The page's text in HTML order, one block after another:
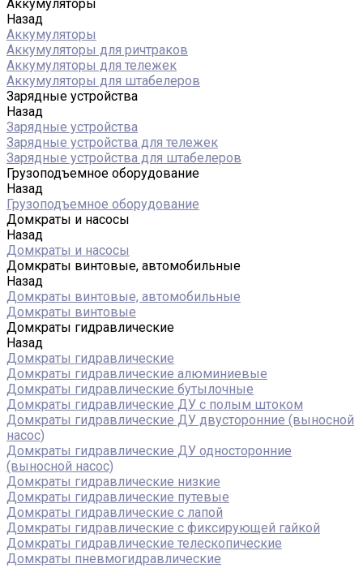
Аккумуляторы
Назад
Аккумуляторы
Аккумуляторы для ричтраков
Аккумуляторы для тележек
Аккумуляторы для штабелеров
Зарядные устройства
Назад
Зарядные устройства
Зарядные устройства для тележек
Зарядные устройства для штабелеров
Грузоподъемное оборудование
Назад
Грузоподъемное оборудование
Домкраты и насосы
Назад
Домкраты и насосы
Домкраты винтовые, автомобильные
Назад
Домкраты винтовые, автомобильные
Домкраты винтовые
Домкраты гидравлические
Назад
Домкраты гидравлические
Домкраты гидравлические алюминиевые
Домкраты гидравлические бутылочные
Домкраты гидравлические ДУ c полым штоком
Домкраты гидравлические ДУ двусторонние (выносной
насос)
Домкраты гидравлические ДУ односторонние
(выносной насос)
Домкраты гидравлические низкие
Домкраты гидравлические путевые
Домкраты гидравлические с лапой
Домкраты гидравлические с фиксирующей гайкой
Домкраты гидравлические телескопические
Домкраты пневмогидравлические